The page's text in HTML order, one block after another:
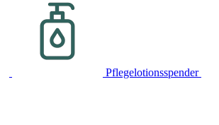
Pflegelotionsspender